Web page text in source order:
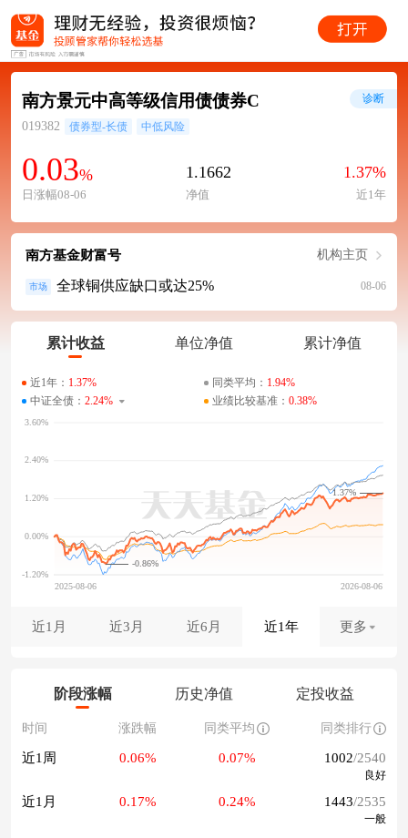
南方景元中高等级信用债债券C
019382 债券型-长债 中低风险
0.03%
日涨幅08-06
1.1662
净值
1.37%
近1年
诊断
南方基金财富号 机构主页
市场 全球铜供应缺口或达25% 08-06
累计收益 单位净值 累计净值
近1年： 1.37% 同类平均： 1.94%
中证全债： 2.24% 业绩比较基准： 0.38%
-0.86%
1.37%
近1月 近3月 近6月 近1年 更多
阶段涨幅 历史净值 定投收益
时间 涨跌幅 同类平均 同类排行
近1周 0.06% 0.07% 1002/2540
良好
近1月 0.17% 0.24% 1443/2535
一般